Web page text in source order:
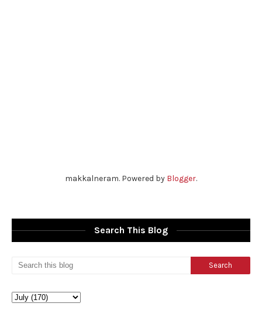
makkalneram. Powered by Blogger.
Search This Blog